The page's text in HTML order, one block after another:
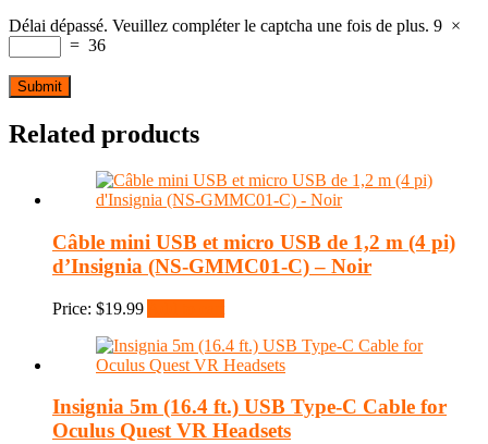
Délai dépassé. Veuillez compléter le captcha une fois de plus. 9 ×
= 36
Related products
Câble mini USB et micro USB de 1,2 m (4 pi)
d’Insignia (NS-GMMC01-C) – Noir
Price: $19.99
Insignia 5m (16.4 ft.) USB Type-C Cable for
Oculus Quest VR Headsets